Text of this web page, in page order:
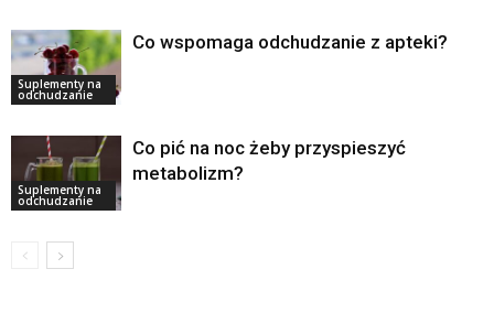
Suplementy na
odchudzanie
Co wspomaga odchudzanie z apteki?
Suplementy na
odchudzanie
Co pić na noc żeby przyspieszyć
metabolizm?